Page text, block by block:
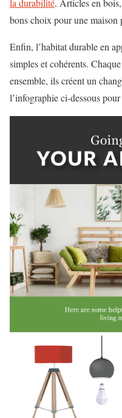
la durabilité. Articles en
bons choix pour une maison
Enfin, l’habitat durable en
simples et cohérents. Chaque
ensemble, ils créent un
l’infographie ci-dessous